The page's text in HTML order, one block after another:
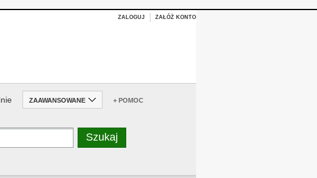
ZALOGUJ ZAŁÓŻ KONTO
ZAAWANSOWANE + POMOC